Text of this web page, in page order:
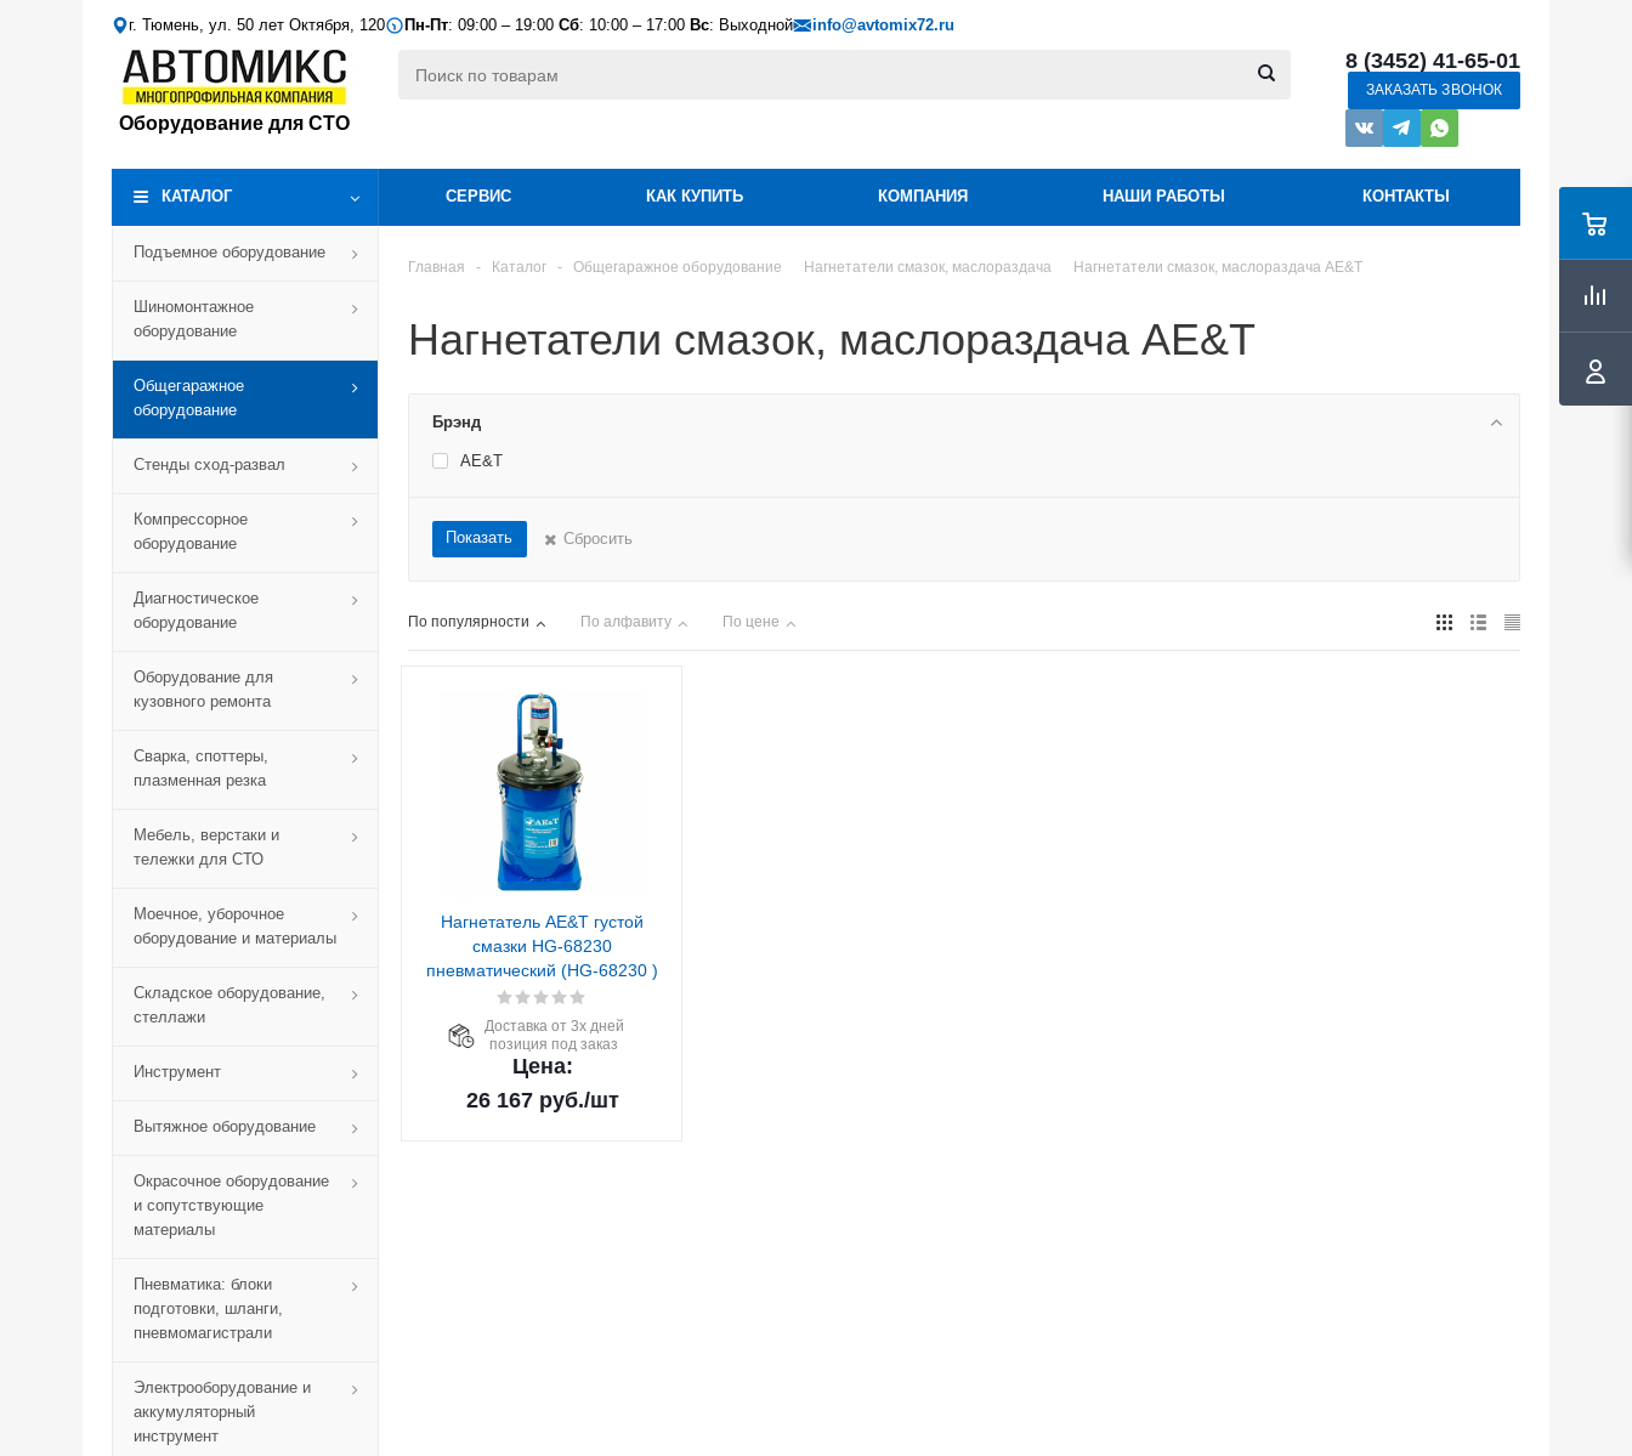
г. Тюмень, ул. 50 лет Октября, 120 Пн-Пт: 09:00 – 19:00 Сб: 10:00 – 17:00 Вс: Выходной info@avtomix72.ru
Оборудование для СТО
8 (3452) 41-65-01
ЗАКАЗАТЬ ЗВОНОК
КАТАЛОГ СЕРВИС КАК КУПИТЬ КОМПАНИЯ НАШИ РАБОТЫ КОНТАКТЫ
Подъемное оборудование
Шиномонтажное
оборудование
Общегаражное
оборудование
Стенды сход-развал
Компрессорное
оборудование
Диагностическое
оборудование
Оборудование для
кузовного ремонта
Сварка, споттеры,
плазменная резка
Мебель, верстаки и
тележки для СТО
Моечное, уборочное
оборудование и материалы
Складское оборудование,
стеллажи
Инструмент
Вытяжное оборудование
Окрасочное оборудование
и сопутствующие
материалы
Пневматика: блоки
подготовки, шланги,
пневмомагистрали
Электрооборудование и
аккумуляторный
инструмент
Главная - Каталог - Общегаражное оборудование Нагнетатели смазок, маслораздача Нагнетатели смазок, маслораздача AE&T
Нагнетатели смазок, маслораздача AE&T
Брэнд
AE&T
Показать Сбросить
По популярности По алфавиту По цене
Нагнетатель AE&T густой
смазки HG-68230
пневматический (HG-68230 )
Доставка от 3х дней
позиция под заказ
Цена:
26 167руб./шт